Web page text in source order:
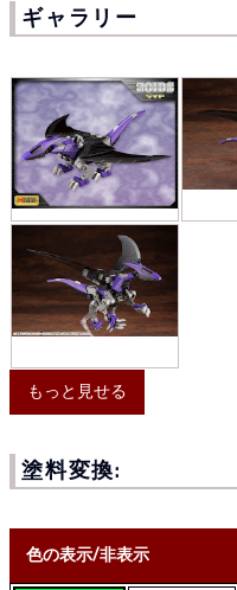
ギャラリー
もっと見せる
塗料変換:
色の表示/非表示